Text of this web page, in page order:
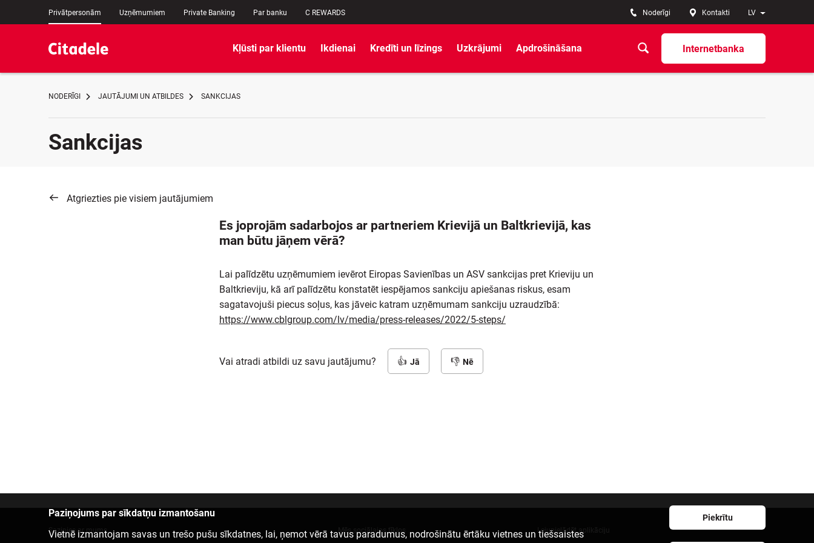
Privātpersonām Uzņēmumiem Private Banking Par banku C REWARDS LV
Noderīgi Kontakti
Internetbanka
Kļūsti par klientu Ikdienai Kredīti un līzings Uzkrājumi Apdrošināšana
NODERĪGI JAUTĀJUMI UN ATBILDES SANKCIJAS
Sankcijas
Atgriezties pie visiem jautājumiem
Es joprojām sadarbojos ar partneriem Krievijā un Baltkrievijā, kas
man būtu jāņem vērā?
Lai palīdzētu uzņēmumiem ievērot Eiropas Savienības un ASV sankcijas pret Krieviju un
Baltkrieviju, kā arī palīdzētu konstatēt iespējamos sankciju apiešanas riskus, esam
sagatavojuši piecus soļus, kas jāveic katram uzņēmumam sankciju uzraudzībā:
https://www.cblgroup.com/lv/media/press-releases/2022/5-steps/
Vai atradi atbildi uz savu jautājumu? Jā Nē
Paziņojums par sīkdatņu izmantošanu
Vietnē izmantojam savas un trešo pušu sīkdatnes, lai, ņemot vērā tavus paradumus, nodrošinātu ērtāku vietnes un tiešsaistes
Piekrītu
Sazinies ar mums Mēs sociālajos tīklos Lejupielādēt aplikāciju